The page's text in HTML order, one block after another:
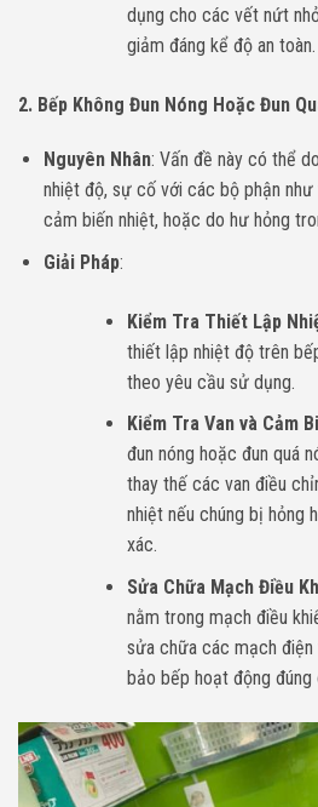
dụng cho các vết nứt
giảm đáng kể độ an toàn.
2. Bếp Không Đun Nóng Hoặc Đun
Nguyên Nhân: Vấn đề này có thể
nhiệt độ, sự cố với các bộ phận như
cảm biến nhiệt, hoặc do hư hỏng
Giải Pháp:
Kiểm Tra Thiết Lập
thiết lập nhiệt độ trên
theo yêu cầu sử dụng.
Kiểm Tra Van và Cảm
đun nóng hoặc đun quá
thay thế các van điều
nhiệt nếu chúng bị hỏng
xác.
Sửa Chữa Mạch Điều
nằm trong mạch điều
sửa chữa các mạch
bảo bếp hoạt động đúng